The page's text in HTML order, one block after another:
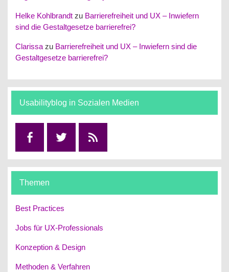
Helke Kohlbrandt zu Barrierefreiheit und UX – Inwiefern
sind die Gestaltgesetze barrierefrei?
Clarissa zu Barrierefreiheit und UX – Inwiefern sind die
Gestaltgesetze barrierefrei?
Usabilityblog in Sozialen Medien
Themen
Best Practices
Jobs für UX-Professionals
Konzeption & Design
Methoden & Verfahren